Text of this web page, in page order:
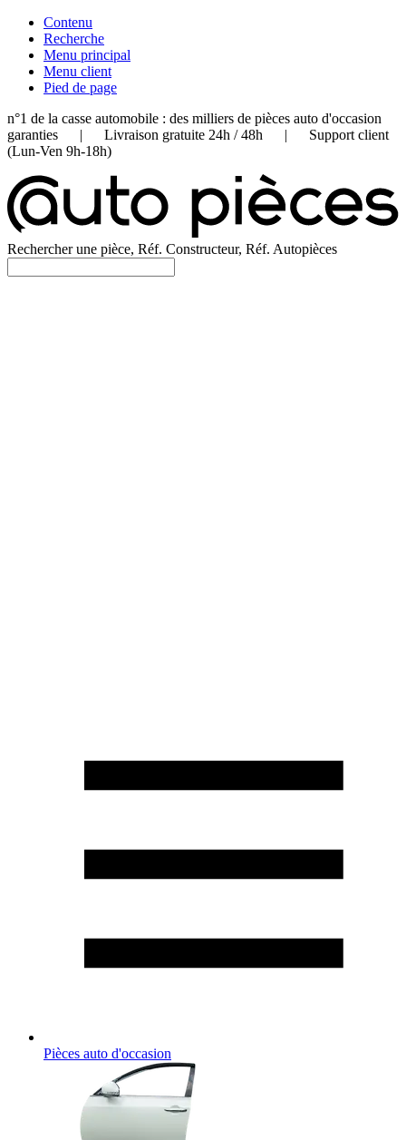
Contenu
Recherche
Menu principal
Menu client
Pied de page
n°1 de la casse automobile : des milliers de pièces auto d'occasion
garanties | Livraison gratuite 24h / 48h | Support client
(Lun-Ven 9h-18h)
Rechercher une pièce, Réf. Constructeur, Réf. Autopièces
Pièces auto d'occasion